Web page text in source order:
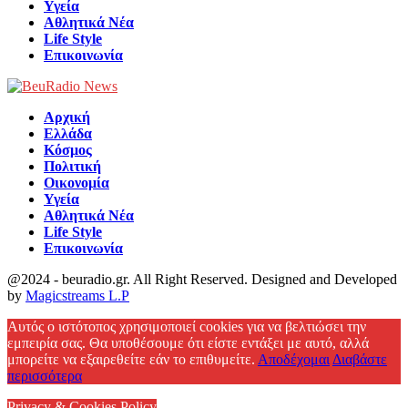
Υγεία
Αθλητικά Νέα
Life Style
Επικοινωνία
Αρχική
Ελλάδα
Κόσμος
Πολιτική
Οικονομία
Υγεία
Αθλητικά Νέα
Life Style
Επικοινωνία
@2024 - beuradio.gr. All Right Reserved. Designed and Developed
by Magicstreams L.P
Αυτός ο ιστότοπος χρησιμοποιεί cookies για να βελτιώσει την
εμπειρία σας. Θα υποθέσουμε ότι είστε εντάξει με αυτό, αλλά
μπορείτε να εξαιρεθείτε εάν το επιθυμείτε. Αποδέχομαι Διαβάστε
περισσότερα